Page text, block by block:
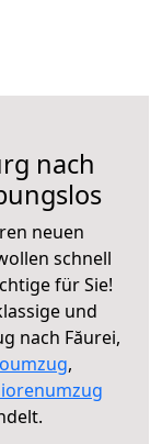
nach
neuen
schnell
für Sie!
und
nach Făurei,
,